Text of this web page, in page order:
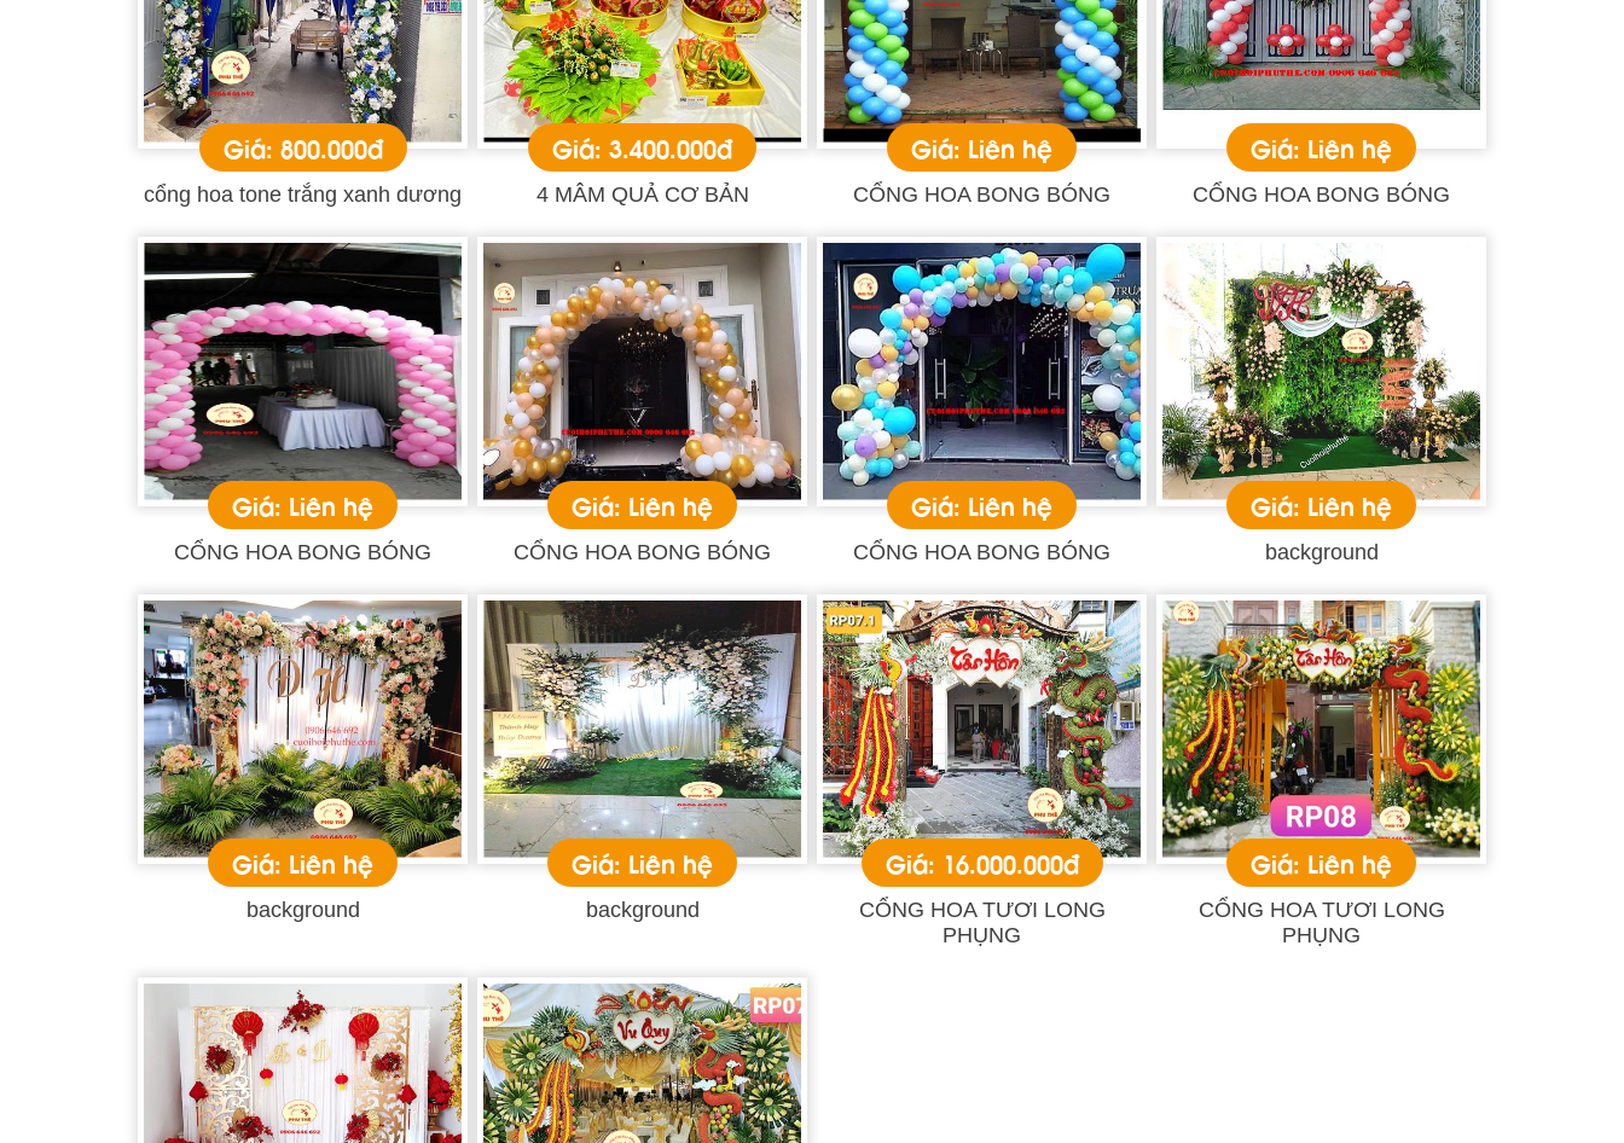
Giá: 800.000đ
cổng hoa tone trắng xanh dương
Giá: 3.400.000đ
4 MÂM QUẢ CƠ BẢN
Giá: Liên hệ
CỔNG HOA BONG BÓNG
Giá: Liên hệ
CỔNG HOA BONG BÓNG
Giá: Liên hệ
CỔNG HOA BONG BÓNG
Giá: Liên hệ
CỔNG HOA BONG BÓNG
Giá: Liên hệ
CỔNG HOA BONG BÓNG
Giá: Liên hệ
background
Giá: Liên hệ
background
Giá: Liên hệ
background
Giá: 16.000.000đ
CỔNG HOA TƯƠI LONG
PHỤNG
Giá: Liên hệ
CỔNG HOA TƯƠI LONG
PHỤNG